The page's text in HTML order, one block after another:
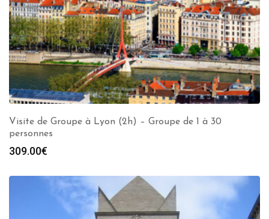
Visite de Groupe à Lyon (2h) – Groupe de 1 à 30
personnes
309.00€